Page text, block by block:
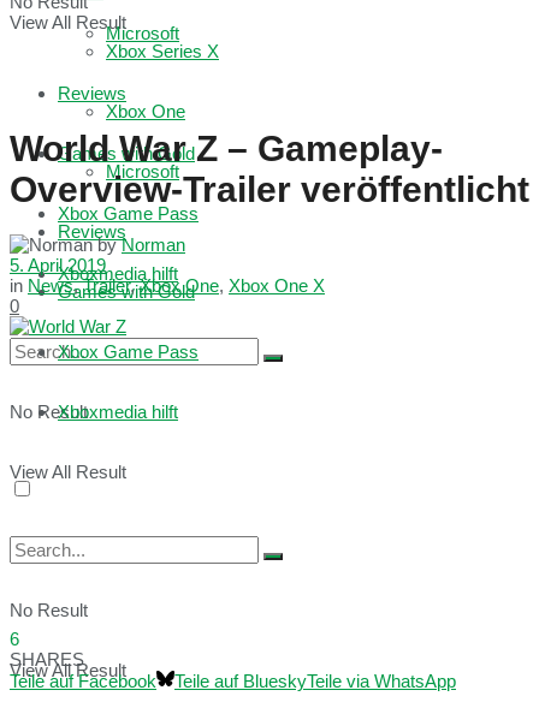
Microsoft
Reviews
Games with Gold
Xbox Game Pass
Xboxmedia hilft
No Result
View All Result
Xbox Series X
Xbox One
Microsoft
Reviews
Games with Gold
Xbox Game Pass
Xboxmedia hilft
No Result
View All Result
View All Result
World War Z – Gameplay-
Overview-Trailer veröffentlicht
by Norman
5. April 2019
in News,Trailer,Xbox One, Xbox One X
0
6
SHARES
Teile auf Facebook
Teile auf BlueskyTeile via WhatsApp